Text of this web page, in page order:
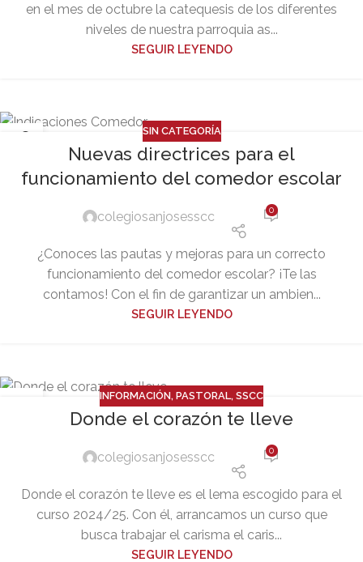
en el mes de octubre la catequesis de los diferentes
niveles de nuestra parroquia as...
SEGUIR LEYENDO
18 SIN CATEGORÍA
Nuevas directrices para el
funcionamiento del comedor escolar
colegiosanjosesscc 0
¿Conoces las pautas y mejoras para un correcto
funcionamiento del comedor escolar? ¡Te las
contamos! Con el fin de garantizar un ambien...
SEGUIR LEYENDO
INFORMACIÓN, PASTORAL, SSCC
Donde el corazón te lleve
colegiosanjosesscc 0
Donde el corazón te lleve es el lema escogido para el
curso 2024/25. Con él, arrancamos un curso que
busca trabajar el carisma el caris...
SEGUIR LEYENDO